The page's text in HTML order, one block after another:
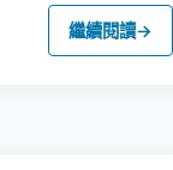
繼續閱讀→